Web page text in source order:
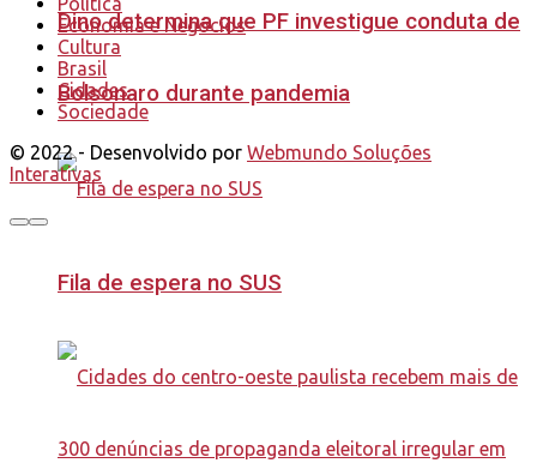
Dino determina que PF investigue conduta de
Bolsonaro durante pandemia
Fila de espera no SUS
Economia e Negócios
Cultura
Brasil
Cidades
Sociedade
© 2022 - Desenvolvido por Webmundo Soluções
Interativas